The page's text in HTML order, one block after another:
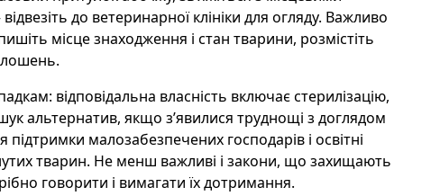
до ветеринарної клініки для огляду. Важливо
місце знаходження і стан тварини, розмістіть
відповідальна власність включає стерилізацію,
альтернатив, якщо з’явилися труднощі з доглядом
малозабезпечених господарів і освітні
тварин. Не менш важливі і закони, що захищають
говорити і вимагати їх дотримання.